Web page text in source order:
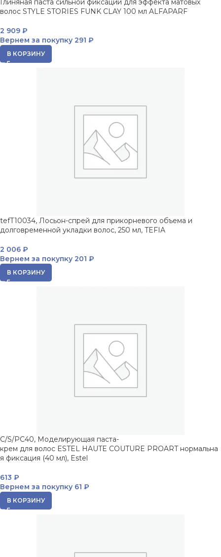
Глиняная паста сильной фиксации для эффекта матовых
волос STYLE STORIES FUNK CLAY 100 мл ALFAPARF
2 909 ₽
Вернем за покупку 291 ₽
В КОРЗИНУ
tefT10034, Лосьон-спрей для прикорневого объема и
долговременной укладки волос, 250 мл, TEFIA
2 006 ₽
Вернем за покупку 201 ₽
В КОРЗИНУ
C/S/PC40, Моделирующая паста-
крем для волос ESTEL HAUTE COUTURE PROART нормальна
я фиксация (40 мл), Estel
613 ₽
Вернем за покупку 61 ₽
В КОРЗИНУ